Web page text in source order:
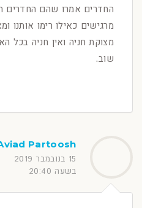
החדרים אמרו שהם החדרים
מרגישים כאילו רימו אותנו
מצוקת חניה ואין חניה בכל
שוב.
Partoosh
15 בנובמבר 2019
בשעה 20:40